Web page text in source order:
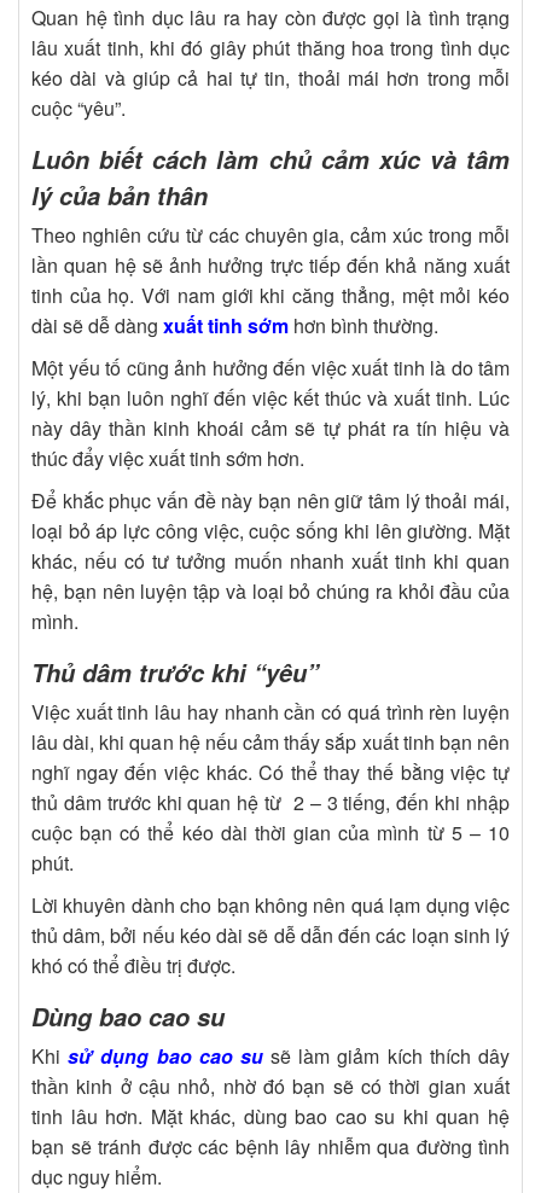
Quan hệ tình dục lâu ra hay còn được gọi là tình trạng
lâu xuất tinh, khi đó giây phút thăng hoa trong tình dục
kéo dài và giúp cả hai tự tin, thoải mái hơn trong mỗi
cuộc “yêu”.
Luôn biết cách làm chủ cảm xúc và tâm
lý của bản thân
Theo nghiên cứu từ các chuyên gia, cảm xúc trong mỗi
lần quan hệ sẽ ảnh hưởng trực tiếp đến khả năng xuất
tinh của họ. Với nam giới khi căng thẳng, mệt mỏi kéo
dài sẽ dễ dàng xuất tinh sớm hơn bình thường.
Một yếu tố cũng ảnh hưởng đến việc xuất tinh là do tâm
lý, khi bạn luôn nghĩ đến việc kết thúc và xuất tinh. Lúc
này dây thần kinh khoái cảm sẽ tự phát ra tín hiệu và
thúc đẩy việc xuất tinh sớm hơn.
Để khắc phục vấn đề này bạn nên giữ tâm lý thoải mái,
loại bỏ áp lực công việc, cuộc sống khi lên giường. Mặt
khác, nếu có tư tưởng muốn nhanh xuất tinh khi quan
hệ, bạn nên luyện tập và loại bỏ chúng ra khỏi đầu của
mình.
Thủ dâm trước khi “yêu”
Việc xuất tinh lâu hay nhanh cần có quá trình rèn luyện
lâu dài, khi quan hệ nếu cảm thấy sắp xuất tinh bạn nên
nghĩ ngay đến việc khác. Có thể thay thế bằng việc tự
thủ dâm trước khi quan hệ từ 2 – 3 tiếng, đến khi nhập
cuộc bạn có thể kéo dài thời gian của mình từ 5 – 10
phút.
Lời khuyên dành cho bạn không nên quá lạm dụng việc
thủ dâm, bởi nếu kéo dài sẽ dễ dẫn đến các loạn sinh lý
khó có thể điều trị được.
Dùng bao cao su
Khisử dụng bao cao susẽ làm giảm kích thích dây
thần kinh ở cậu nhỏ, nhờ đó bạn sẽ có thời gian xuất
tinh lâu hơn. Mặt khác, dùng bao cao su khi quan hệ
bạn sẽ tránh được các bệnh lây nhiễm qua đường tình
dục nguy hiểm.